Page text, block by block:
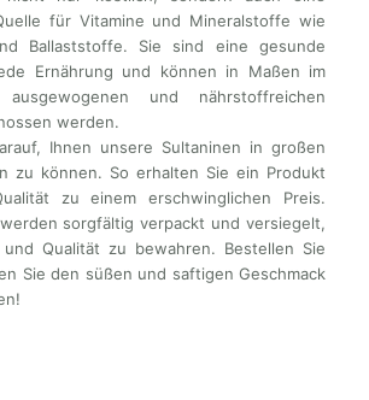
für Vitamine und Mineralstoffe wie
Ballaststoffe. Sie sind eine gesunde
Ernährung und können in Maßen im
und nährstoffreichen
werden.
Ihnen unsere Sultaninen in großen
zu können. So erhalten Sie ein Produkt
zu einem erschwinglichen Preis.
sorgfältig verpackt und versiegelt,
Qualität zu bewahren. Bestellen Sie
Sie den süßen und saftigen Geschmack